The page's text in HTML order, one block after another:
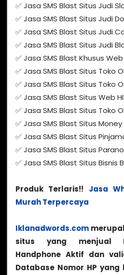
✅ Jasa SMS Blast Situs Judi
✅ Jasa SMS Blast Situs Judi
✅ Jasa SMS Blast Situs Judi
✅ Jasa SMS Blast Situs Judi
✅ Jasa SMS Blast Khusus
✅ Jasa SMS Blast Situs Toko
✅ Jasa SMS Blast Situs Toko
✅ Jasa SMS Blast Situs Web
✅ Jasa SMS Blast Situs Toko
✅ Jasa SMS Blast Situs
✅ Jasa SMS Blast Situs
✅ Jasa SMS Blast Situs
✅ Jasa SMS Blast Situs Bisnis
Produk Terlaris!! Jasa
Murah Terpercaya
Iklanadwords.com
situs yang menjual
Handphone Aktif dan
Database Nomor HP